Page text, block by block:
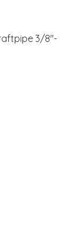
3/8"-